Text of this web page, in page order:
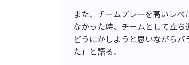
また、チームプレーを高いレ
なかった時、チームとして立ち
どうにかしようと思いながら
た」と語る。